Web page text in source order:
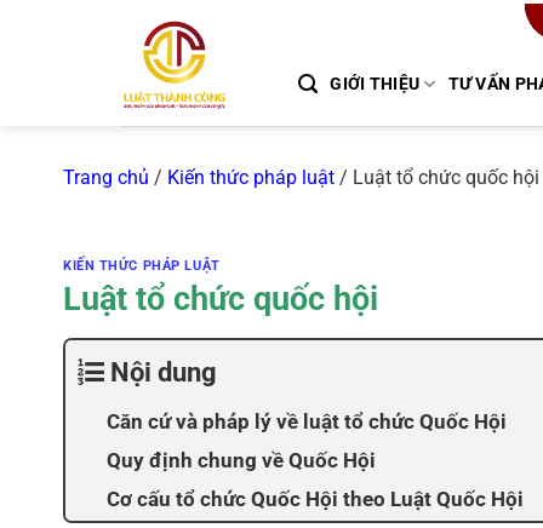
GIỚI THIỆU TƯ VẤN
Trang chủ / Kiến thức pháp luật / Luật tổ chức quốc hội
KIẾN THỨC PHÁP LUẬT
Luật tổ chức quốc hội
Nội dung
Căn cứ và pháp lý về luật tổ chức Quốc Hội
Quy định chung về Quốc Hội
Cơ cấu tổ chức Quốc Hội theo Luật Quốc Hội